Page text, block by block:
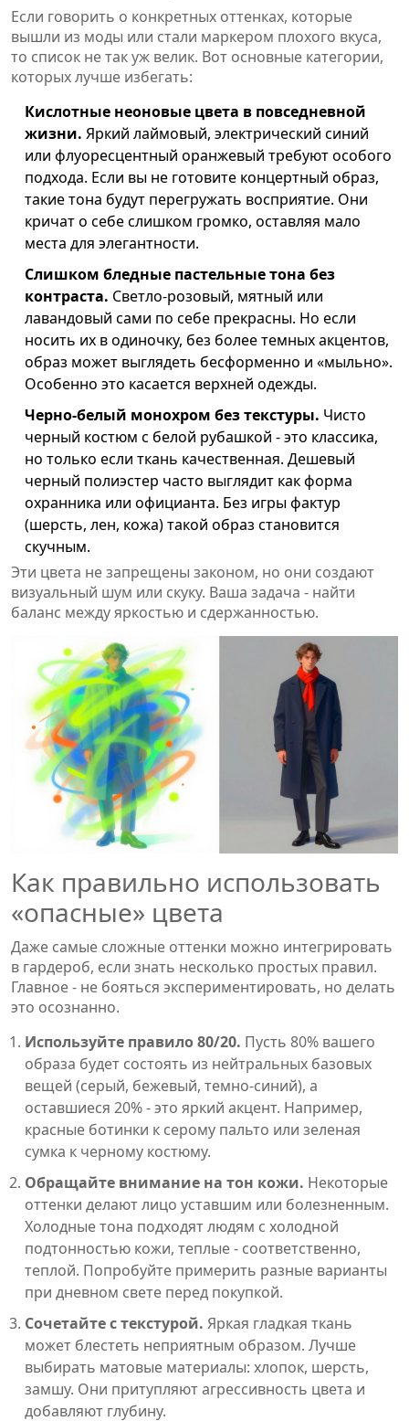
Если говорить о конкретных оттенках, которые
вышли из моды или стали маркером плохого вкуса,
то список не так уж велик. Вот основные категории,
которых лучше избегать:
Кислотные неоновые цвета в повседневной
жизни. Яркий лаймовый, электрический синий
или флуоресцентный оранжевый требуют особого
подхода. Если вы не готовите концертный образ,
такие тона будут перегружать восприятие. Они
кричат о себе слишком громко, оставляя мало
места для элегантности.
Слишком бледные пастельные тона без
контраста. Светло-розовый, мятный или
лавандовый сами по себе прекрасны. Но если
носить их в одиночку, без более темных акцентов,
образ может выглядеть бесформенно и «мыльно».
Особенно это касается верхней одежды.
Черно-белый монохром без текстуры. Чисто
черный костюм с белой рубашкой - это классика,
но только если ткань качественная. Дешевый
черный полиэстер часто выглядит как форма
охранника или официанта. Без игры фактур
(шерсть, лен, кожа) такой образ становится
скучным.
Эти цвета не запрещены законом, но они создают
визуальный шум или скуку. Ваша задача - найти
баланс между яркостью и сдержанностью.
Как правильно использовать
«опасные» цвета
Даже самые сложные оттенки можно интегрировать
в гардероб, если знать несколько простых правил.
Главное - не бояться экспериментировать, но делать
это осознанно.
Используйте правило 80/20. Пусть 80% вашего
образа будет состоять из нейтральных базовых
вещей (серый, бежевый, темно-синий), а
оставшиеся 20% - это яркий акцент. Например,
красные ботинки к серому пальто или зеленая
сумка к черному костюму.
Обращайте внимание на тон кожи. Некоторые
оттенки делают лицо уставшим или болезненным.
Холодные тона подходят людям с холодной
подтонностью кожи, теплые - соответственно,
теплой. Попробуйте примерить разные варианты
при дневном свете перед покупкой.
Сочетайте с текстурой. Яркая гладкая ткань
может блестеть неприятным образом. Лучше
выбирать матовые материалы: хлопок, шерсть,
замшу. Они притупляют агрессивность цвета и
добавляют глубину.